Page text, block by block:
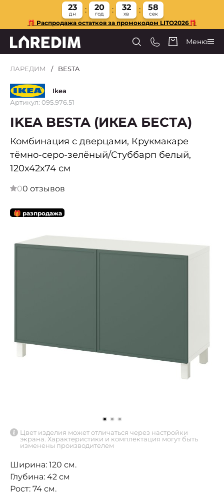
23
дн
20
год
32
хв
58
сек
🎁 Распродажа остатков за промокодом LITO2026🎁
Меню
ЛАРЕДИМ BESTA
Ikea
Артикул: 095.976.51
IKEA BESTA (ИКЕА БЕСТА)
Комбинация с дверцами, Крукмакаре
тёмно-серо-зелёный/Стуббарп белый,
120x42x74 см
00 отзывов
🎁 разпродажа
Цвет изделия может отличаться через настройки
экрана. Характеристики и комплектация могут быть
изменены производителем
Ширина: 120 см.
Глубина: 42 см
Рост: 74 см.